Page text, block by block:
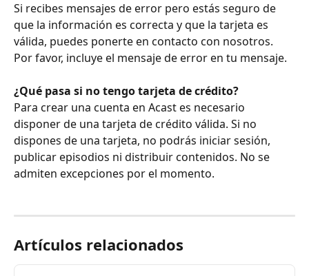
Si recibes mensajes de error pero estás seguro de
que la información es correcta y que la tarjeta es
válida, puedes ponerte en contacto con nosotros.
Por favor, incluye el mensaje de error en tu mensaje.
¿Qué pasa si no tengo tarjeta de crédito?
Para crear una cuenta en Acast es necesario
disponer de una tarjeta de crédito válida. Si no
dispones de una tarjeta, no podrás iniciar sesión,
publicar episodios ni distribuir contenidos. No se
admiten excepciones por el momento.
Artículos relacionados